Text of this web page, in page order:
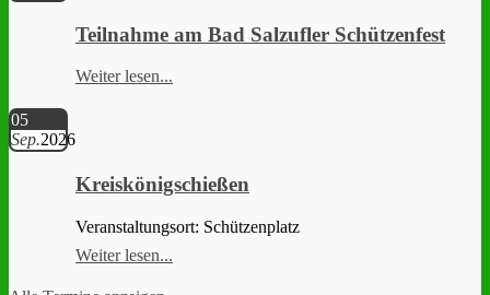
Teilnahme am Bad Salzufler Schützenfest
Weiter lesen...
05
Sep.2026
Kreiskönigschießen
Veranstaltungsort: Schützenplatz
Weiter lesen...